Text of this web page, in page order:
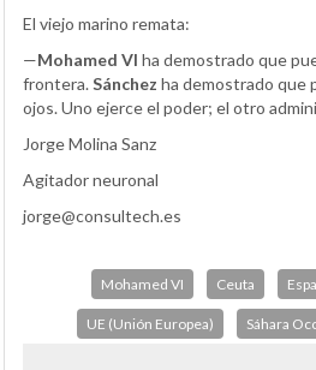
El viejo marino remata:
—Mohamed VI ha demostrado que
frontera.Sánchez ha demostrado que
ojos. Uno ejerce el poder; el otro
Jorge Molina Sanz
Agitador neuronal
jorge@consultech.es
Mohamed VI Ceuta
UE (Unión Europea) Sáhara